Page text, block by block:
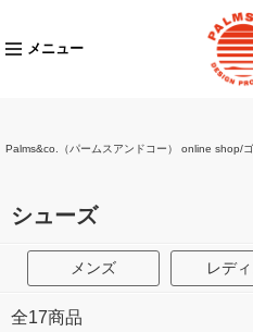
メニュー
Palms&co.（パームスアンドコー） online shop/
シューズ
メンズ レデ
全17商品